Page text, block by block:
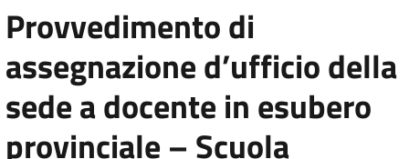
Provvedimento di
assegnazione d’ufficio della
sede a docente in esubero
provinciale – Scuola